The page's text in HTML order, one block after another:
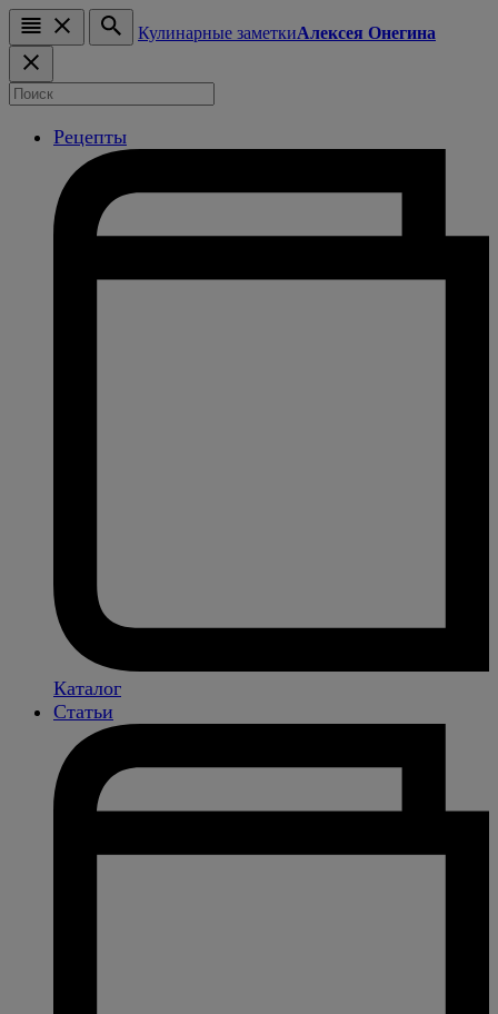
Кулинарные заметкиАлексея Онегина
Рецепты
Каталог
Статьи